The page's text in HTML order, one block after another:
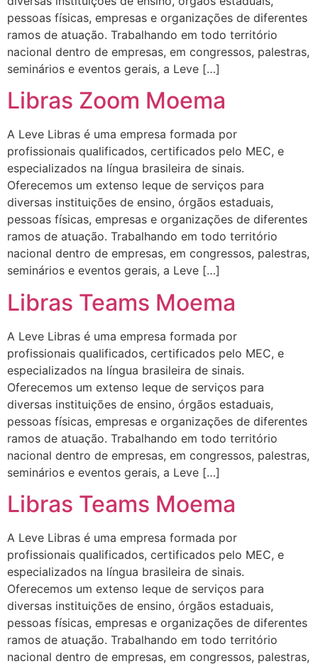
pessoas físicas, empresas e organizações de diferentes
ramos de atuação. Trabalhando em todo território
nacional dentro de empresas, em congressos, palestras,
seminários e eventos gerais, a Leve […]
Libras Zoom Moema
A Leve Libras é uma empresa formada por
profissionais qualificados, certificados pelo MEC, e
especializados na língua brasileira de sinais.
Oferecemos um extenso leque de serviços para
diversas instituições de ensino, órgãos estaduais,
pessoas físicas, empresas e organizações de diferentes
ramos de atuação. Trabalhando em todo território
nacional dentro de empresas, em congressos, palestras,
seminários e eventos gerais, a Leve […]
Libras Teams Moema
A Leve Libras é uma empresa formada por
profissionais qualificados, certificados pelo MEC, e
especializados na língua brasileira de sinais.
Oferecemos um extenso leque de serviços para
diversas instituições de ensino, órgãos estaduais,
pessoas físicas, empresas e organizações de diferentes
ramos de atuação. Trabalhando em todo território
nacional dentro de empresas, em congressos, palestras,
seminários e eventos gerais, a Leve […]
Libras Teams Moema
A Leve Libras é uma empresa formada por
profissionais qualificados, certificados pelo MEC, e
especializados na língua brasileira de sinais.
Oferecemos um extenso leque de serviços para
diversas instituições de ensino, órgãos estaduais,
pessoas físicas, empresas e organizações de diferentes
ramos de atuação. Trabalhando em todo território
nacional dentro de empresas, em congressos, palestras,